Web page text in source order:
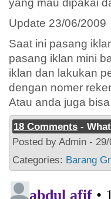
Update 23/06/2009
Saat ini pasang
pasang iklan mini
iklan dan lakukan
dengan nomer
Atau anda juga
18 Comments -
Posted by Admin -
Categories: Barang